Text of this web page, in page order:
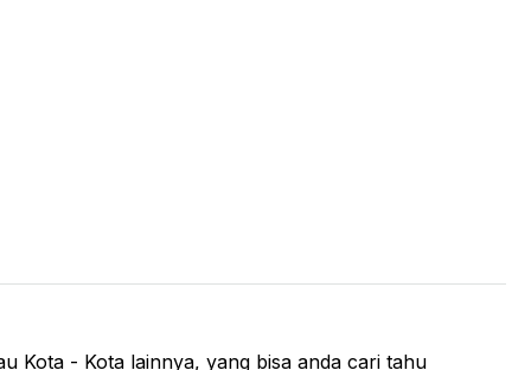
Kota - Kota lainnya, yang bisa anda cari tahu